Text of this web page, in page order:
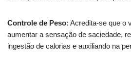
Controle de Peso: Acredita-se que o
aumentar a sensação de saciedade,
ingestão de calorias e auxiliando na